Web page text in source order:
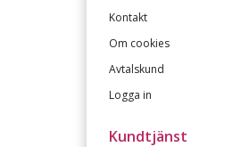
Kontakt
Om cookies
Avtalskund
Logga in
Kundtjänst